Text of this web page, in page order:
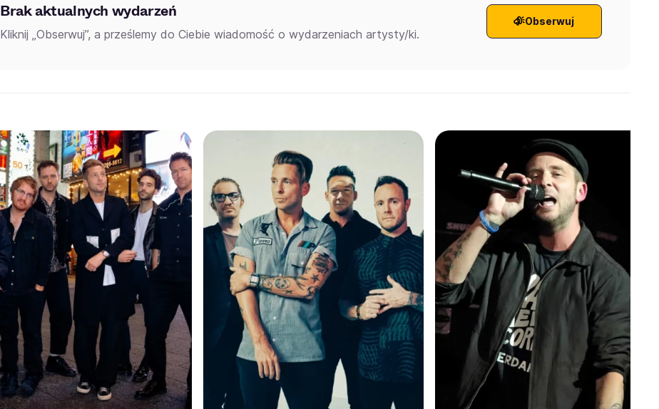
Brak aktualnych wydarzeń
Kliknij „Obserwuj”, a prześlemy do Ciebie wiadomość o wydarzeniach artysty/ki.
Obserwuj